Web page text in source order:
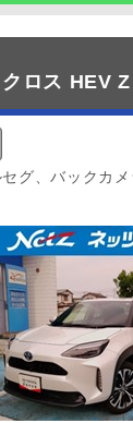
ロス HEV Z
グ、バックカ